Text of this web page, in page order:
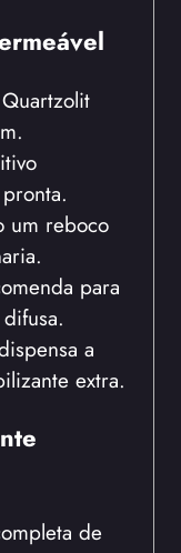
um reboco
para
a
extra.
de